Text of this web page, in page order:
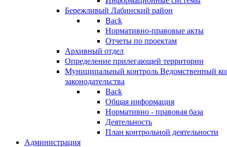
Бережливый Лабинский район
Back
Нормативно-правовые акты
Отчеты по проектам
Архивный отдел
Определение прилегающей территории
Муниципальный контроль Ведомственный
законодательства
Back
Общая информация
Нормативно - правовая база
Деятельность
План контрольной деятельности
Администрация